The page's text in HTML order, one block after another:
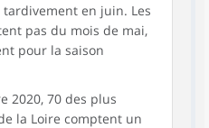
en juin. Les
pas du mois de mai,
pour la saison
2020, 70 des plus
la Loire comptent un